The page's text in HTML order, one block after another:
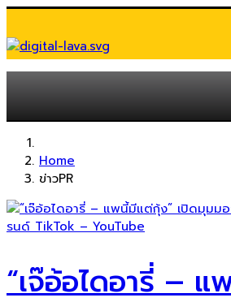
Home
ข่าวPR
“เจ๊อ้อไดอารี่ –